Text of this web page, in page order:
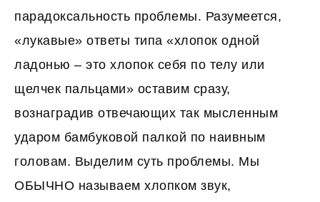
парадоксальность проблемы. Разумеется,
«лукавые» ответы типа «хлопок одной
ладонью – это хлопок себя по телу или
щелчек пальцами» оставим сразу,
вознаградив отвечающих так мысленным
ударом бамбуковой палкой по наивным
головам. Выделим суть проблемы. Мы
ОБЫЧНО называем хлопком звук,